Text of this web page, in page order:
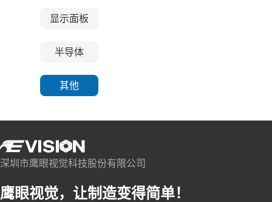
显示面板
半导体
其他
深圳市鹰眼视觉科技股份有限公司
鹰眼视觉，让制造变得简单！